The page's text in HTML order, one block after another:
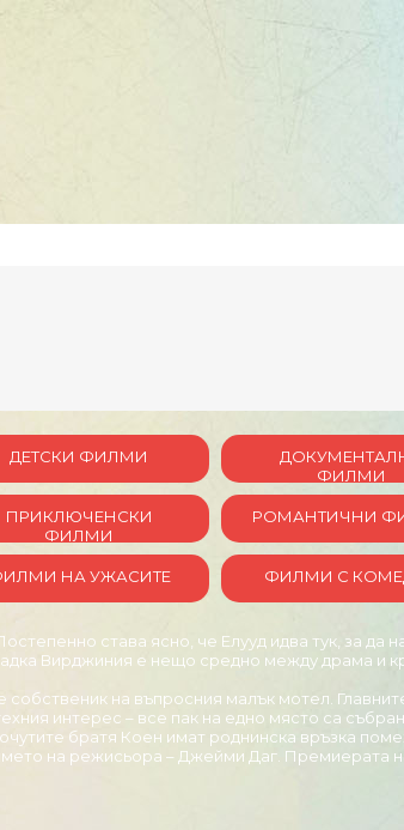
ДЕТСКИ ФИЛМИ
ФИЛМИ
ПРИКЛЮЧЕНСКИ
ФИЛМИ
РОМАНТИЧНИ
НА УЖАСИТЕ ФИЛМИ С
става ясно, че Елууд идва тук, за
Вирджиния е нещо средно между драма и
собственик на въпросния малък мотел.
интерес – все пак на едно място са
братя Коен имат роднинска връзка
на режисьора – Джейми Даг. Премиерата